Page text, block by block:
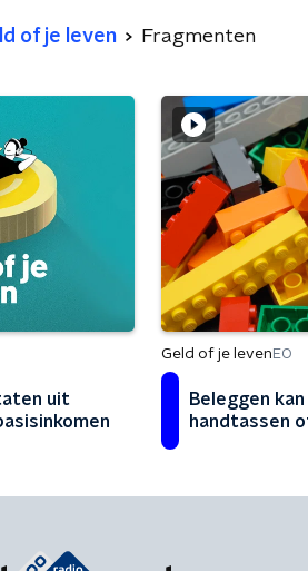
of je leven Fragmenten
uit
Geld of je leven EO
Beleggen
handtassen